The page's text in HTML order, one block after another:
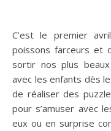
C’est le premier avril, jour des poissons rigolos, des
poissons farceurs et
sortir nos plus
avec les enfants dès
de réaliser des
pour s’amuser avec
eux ou en surprise